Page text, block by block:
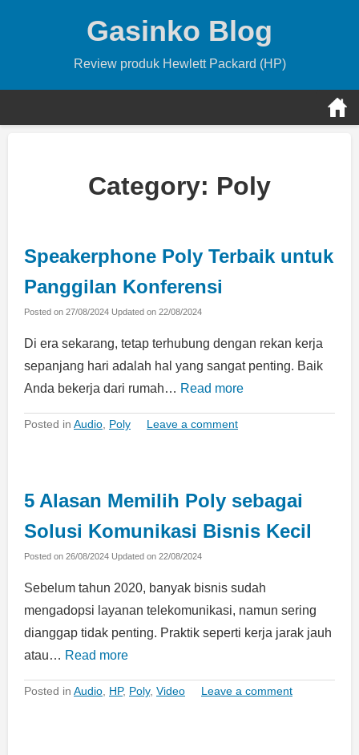
Gasinko Blog
Review produk Hewlett Packard (HP)
Category: Poly
Speakerphone Poly Terbaik untuk
Panggilan Konferensi
Posted on 27/08/2024 Updated on 22/08/2024
Di era sekarang, tetap terhubung dengan rekan kerja
sepanjang hari adalah hal yang sangat penting. Baik
Anda bekerja dari rumah… Read more
Posted in Audio Poly Leave a comment
5 Alasan Memilih Poly sebagai
Solusi Komunikasi Bisnis Kecil
Posted on 26/08/2024 Updated on 22/08/2024
Sebelum tahun 2020, banyak bisnis sudah
mengadopsi layanan telekomunikasi, namun sering
dianggap tidak penting. Praktik seperti kerja jarak jauh
atau… Read more
Posted in Audio HP, Poly, Video Leave a comment